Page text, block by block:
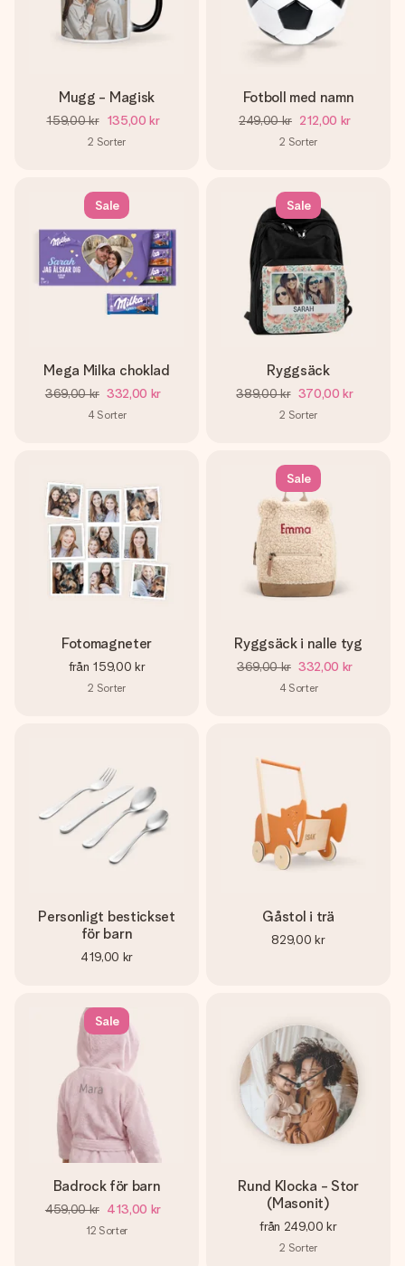
Mugg - Magisk
159,00 kr 135,00 kr
2 Sorter
Fotboll med namn
249,00 kr 212,00 kr
2 Sorter
Sale
Mega Milka choklad
369,00 kr 332,00 kr
4 Sorter
Sale
Ryggsäck
389,00 kr 370,00 kr
2 Sorter
Fotomagneter
från 159,00 kr
2 Sorter
Sale
Ryggsäck i nalle tyg
369,00 kr 332,00 kr
4 Sorter
Personligt bestickset
för barn
419,00 kr
Gåstol i trä
829,00 kr
Sale
Badrock för barn
459,00 kr 413,00 kr
12 Sorter
Rund Klocka - Stor
(Masonit)
från 249,00 kr
2 Sorter